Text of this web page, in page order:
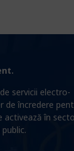
servicii electro-
de încredere
activează în